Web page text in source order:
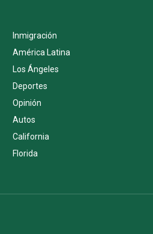
Inmigración
América Latina
Los Ángeles
Deportes
Opinión
Autos
California
Florida